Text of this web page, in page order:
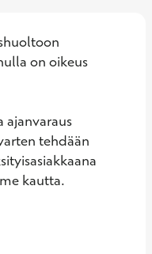
on oikeus
ajanvaraus
tehdään
kautta.